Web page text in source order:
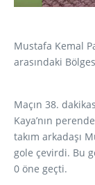
Mustafa Kemal
arasındaki
Maçın 38.
Kaya’nın
takım arkadaşı
gole çevirdi. Bu
0 öne geçti.